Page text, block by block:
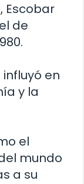
Escobar
de
en
y la
el
mundo
a su